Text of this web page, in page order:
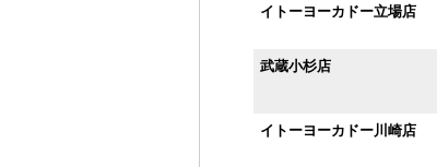
イトーヨーカドー立場店
武蔵小杉店
イトーヨーカドー川崎店